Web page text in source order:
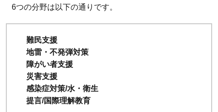
Japan［難
1,500円寄
付すると
何ができ
るのか
3.2 AAR
6つの分野は以下の通りです。
難民支援
地雷・不発弾対策
障がい者支援
災害支援
感染症対策/水・衛生
提言/国際理解教育